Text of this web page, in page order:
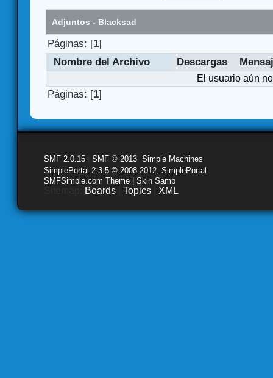
Adjuntos - Blacksad
Páginas: [1]
Nombre del Archivo
Descargas
El usuario aún
Páginas: [1]
SMF 2.0.15 SMF © 2013 Simple Machines
SimplePortal 2.3.5 © 2008-2012, SimplePortal
SMFSimple.com Theme | Skin Samp
Boards Topics XML